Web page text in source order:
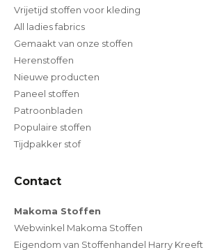
Vrijetijd stoffen voor kleding
All ladies fabrics
Gemaakt van onze stoffen
Herenstoffen
Nieuwe producten
Paneel stoffen
Patroonbladen
Populaire stoffen
Tijdpakker stof
Contact
Makoma Stoffen
Webwinkel Makoma Stoffen
Eigendom van Stoffenhandel Harry Kreeft